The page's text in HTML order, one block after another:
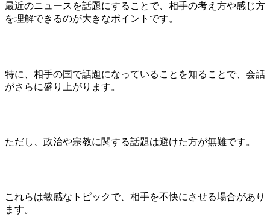
最近のニュースを話題にすることで、相手の考え方や感じ方
を理解できるのが大きなポイントです。
特に、相手の国で話題になっていることを知ることで、会話
がさらに盛り上がります。
ただし、政治や宗教に関する話題は避けた方が無難です。
これらは敏感なトピックで、相手を不快にさせる場合があり
ます。